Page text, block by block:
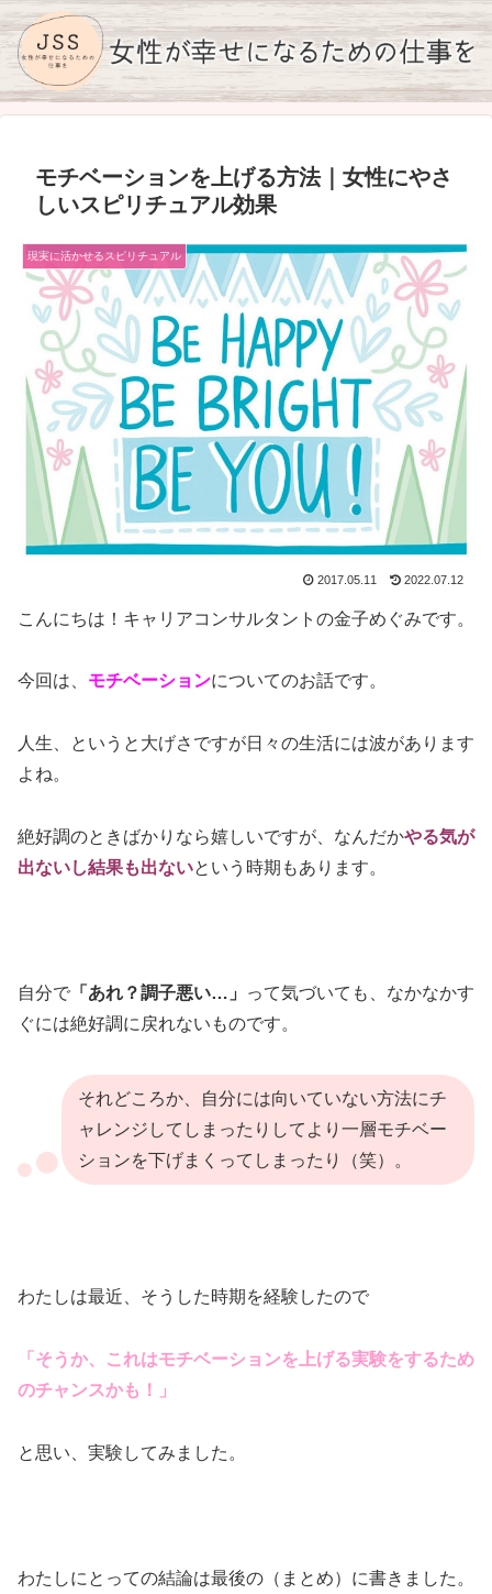
モチベーションを上げる方法｜女性にやさ
しいスピリチュアル効果
現実に活かせるスピリチュアル
2017.05.11 2022.07.12
こんにちは！キャリアコンサルタントの金子めぐみです。
今回は、 モチベーションについてのお話です。
人生、というと大げさですが日々の生活には波があります
よね。
絶好調のときばかりなら嬉しいですが、なんだかやる気が
出ないし結果も出ないという時期もあります。
自分で 「あれ？調子悪い…」
って気づいても、なかなかす
ぐには絶好調に戻れないものです。
それどころか、自分には向いていない方法にチ
ャレンジしてしまったりしてより一層モチベー
ションを下げまくってしまったり（笑）。
わたしは最近、そうした時期を経験したので
「そうか、これはモチベーションを上げる実験をするため
のチャンスかも！」
と思い、実験してみました。
わたしにとっての結論は最後の（まとめ）に書きました。